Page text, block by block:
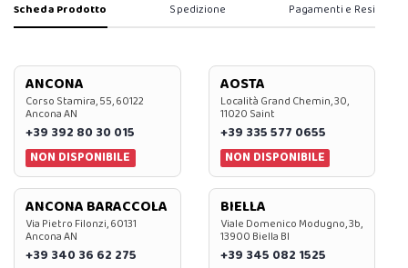
Scheda Prodotto Spedizione Pagamenti e Resi
ANCONA
Corso Stamira, 55, 60122
Ancona AN
+39 392 80 30 015
NON DISPONIBILE
AOSTA
Località Grand Chemin, 30,
11020 Saint
+39 335 577 0655
NON DISPONIBILE
ANCONA BARACCOLA
Via Pietro Filonzi, 60131
Ancona AN
+39 340 36 62 275
BIELLA
Viale Domenico Modugno, 3b,
13900 Biella BI
+39 345 082 1525